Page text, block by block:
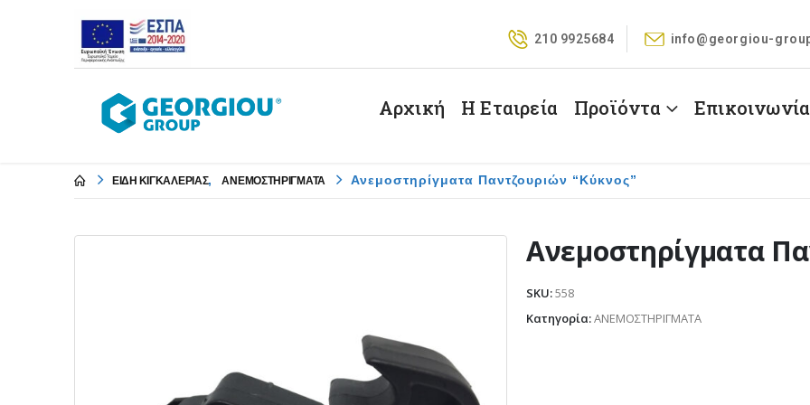
210 9925684 info@georgiou-
Αρχική Η Εταιρεία Προϊόντα Επικοινωνία
ΕΙΔΗ ΚΙΓΚΑΛΕΡΙΑΣ, ΑΝΕΜΟΣΤΗΡΙΓΜΑΤΑ Ανεμοστηρίγματα Παντζουριών “Κύκνος”
Ανεμοστηρίγματα
SKU:558
Κατηγορία:ΑΝΕΜΟΣΤΗΡΙΓΜΑΤΑ